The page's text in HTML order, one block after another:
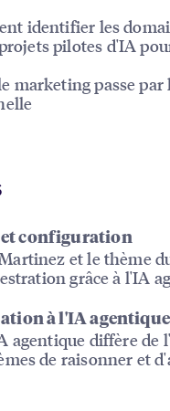
identifier les
pilotes d'IA
marketing passe
configuration
et le thème
grâce à l'IA
à l'IA agentique
agentique diffère de
de raisonner et